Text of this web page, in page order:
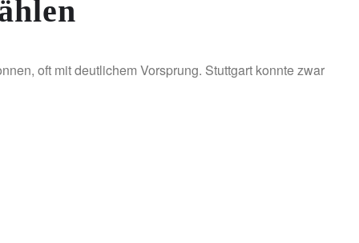
oft mit deutlichem Vorsprung. Stuttgart konnte zwar